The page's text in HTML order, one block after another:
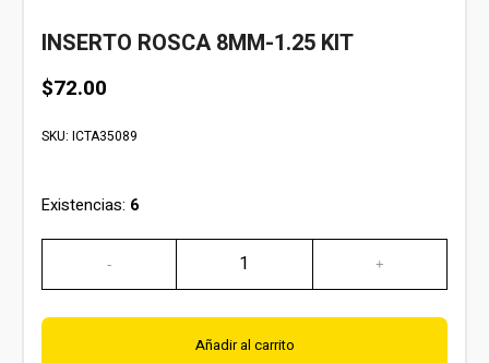
INSERTO ROSCA 8MM-1.25 KIT
$72.00
SKU: ICTA35089
Existencias: 6
Añadir al carrito